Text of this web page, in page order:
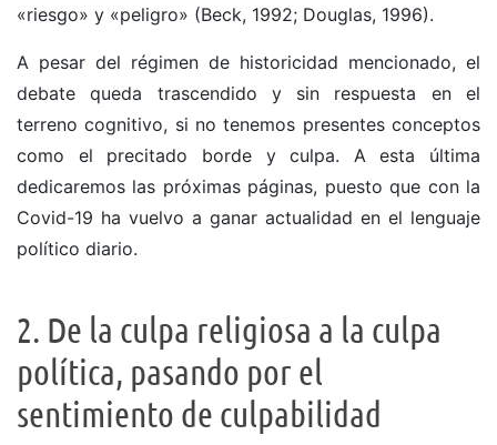
«riesgo» y «peligro» (Beck, 1992; Douglas, 1996).
A pesar del régimen de historicidad mencionado, el
debate queda trascendido y sin respuesta en el
terreno cognitivo, si no tenemos presentes conceptos
como el precitado borde y culpa. A esta última
dedicaremos las próximas páginas, puesto que con la
Covid-19 ha vuelvo a ganar actualidad en el lenguaje
político diario.
2. De la culpa religiosa a la culpa
política, pasando por el
sentimiento de culpabilidad